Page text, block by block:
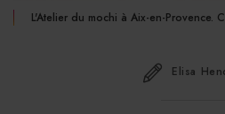
L'Atelier du mochi à Aix-en-Provence.
Elisa